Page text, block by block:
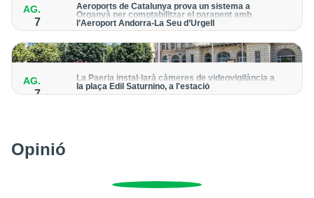
AG.
7
Aeroports de Catalunya prova un sistema a
Organyà per comptabilitzar el parapent amb
l’Aeroport Andorra-La Seu d’Urgell
mòbil per donar pas als avions amb vols instrumentals
AG.
7
La Paeria instal·larà càmeres de videovigilància a
la plaça Edil Saturnino, a l'estació
Opinió